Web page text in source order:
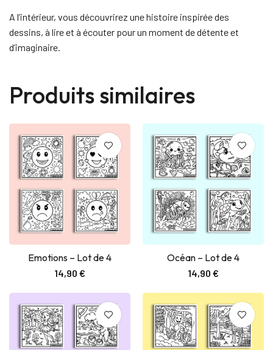
A l’intérieur, vous découvrirez une histoire inspirée des
dessins, à lire et à écouter pour un moment de détente et
d’imaginaire.
Produits similaires
Ajouter au panier
Emotions – Lot de 4
14,90 €
Ajouter au panier
Océan – Lot de 4
14,90 €